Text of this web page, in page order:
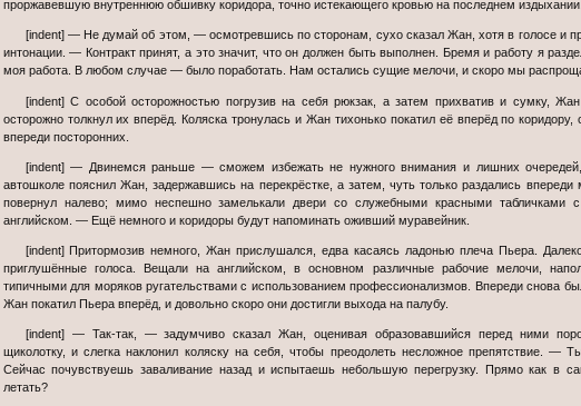
проржавевшую внутреннюю обшивку коридора, точно истекающего кровью на последнем издыхании.
[indent] — Не думай об этом, — осмотревшись по сторонам, сухо сказал Жан, хотя в голосе и проскочили успокаивающие
интонации. — Контракт принят, а это значит, что он должен быть выполнен. Бремя и работу я
моя работа. В любом случае — было поработать. Нам остались сущие мелочи, и скоро мы
[indent] С особой осторожностью погрузив на себя рюкзак, а затем прихватив и сумку, Жан притронулся к ручкам и
осторожно толкнул их вперёд. Коляска тронулась и Жан тихонько покатил её вперёд по коридору,
впереди посторонних.
[indent] — Двинемся раньше — сможем избежать не нужного внимания и лишних очередей, — тоном инструктора в
автошколе пояснил Жан, задержавшись на перекрёстке, а затем, чуть только раздались впереди
повернул налево; мимо неспешно замелькали двери со служебными красными табличками
английском. — Ещё немного и коридоры будут напоминать оживший муравейник.
[indent] Притормозив немного, Жан прислушался, едва касаясь ладонью плеча Пьера. Далеко позади них раздавались
приглушённые голоса. Вещали на английском, в основном различные рабочие мелочи,
типичными для моряков ругательствами с использованием профессионализмов. Впереди снова
Жан покатил Пьера вперёд, и довольно скоро они достигли выхода на палубу.
[indent] — Так-так, — задумчиво сказал Жан, оценивая образовавшийся перед ними порог, высотой примерно по
щиколотку, и слегка наклонил коляску на себя, чтобы преодолеть несложное препятствие. —
Сейчас почувствуешь заваливание назад и испытаешь небольшую перегрузку. Прямо как в
летать?